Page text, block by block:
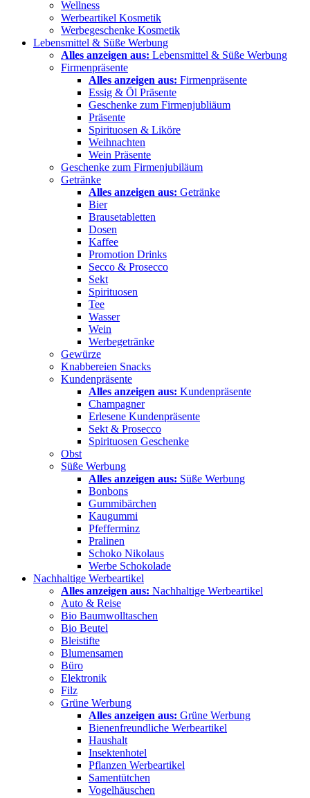
Wellness
Werbeartikel Kosmetik
Werbegeschenke Kosmetik
Lebensmittel & Süße Werbung
Alles anzeigen aus: Lebensmittel & Süße Werbung
Firmenpräsente
Alles anzeigen aus: Firmenpräsente
Essig & Öl Präsente
Geschenke zum Firmenjubliäum
Präsente
Spirituosen & Liköre
Weihnachten
Wein Präsente
Geschenke zum Firmenjubiläum
Getränke
Alles anzeigen aus: Getränke
Bier
Brausetabletten
Dosen
Kaffee
Promotion Drinks
Secco & Prosecco
Sekt
Spirituosen
Tee
Wasser
Wein
Werbegetränke
Gewürze
Knabbereien Snacks
Kundenpräsente
Alles anzeigen aus: Kundenpräsente
Champagner
Erlesene Kundenpräsente
Sekt & Prosecco
Spirituosen Geschenke
Obst
Süße Werbung
Alles anzeigen aus: Süße Werbung
Bonbons
Gummibärchen
Kaugummi
Pfefferminz
Pralinen
Schoko Nikolaus
Werbe Schokolade
Nachhaltige Werbeartikel
Alles anzeigen aus: Nachhaltige Werbeartikel
Auto & Reise
Bio Baumwolltaschen
Bio Beutel
Bleistifte
Blumensamen
Büro
Elektronik
Filz
Grüne Werbung
Alles anzeigen aus: Grüne Werbung
Bienenfreundliche Werbeartikel
Haushalt
Insektenhotel
Pflanzen Werbeartikel
Samentütchen
Vogelhäuschen